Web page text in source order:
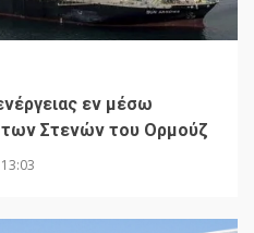
εν μέσω
Στενών του Ορμούζ